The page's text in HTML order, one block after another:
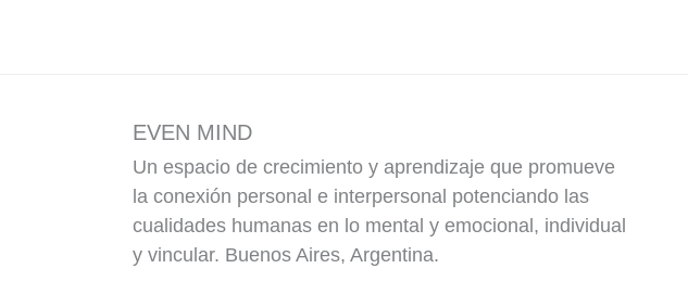
EVEN MIND
Un espacio de crecimiento y aprendizaje que promueve
la conexión personal e interpersonal potenciando las
cualidades humanas en lo mental y emocional, individual
y vincular. Buenos Aires, Argentina.